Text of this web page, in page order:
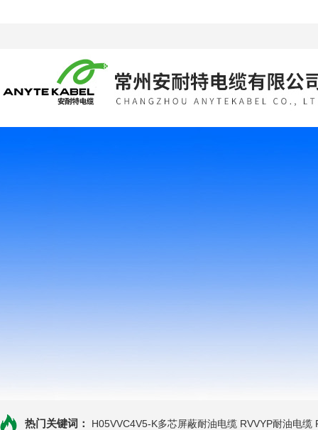
热门关键词： H05VVC4V5-K多芯屏蔽耐油电缆 RVVYP耐油电缆